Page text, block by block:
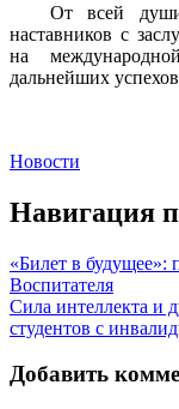
От всей
наставников с
на
дальнейших
Новости
Навигация
«Билет в будущее»:
Воспитателя
Сила интеллекта и
студентов с
Добавить